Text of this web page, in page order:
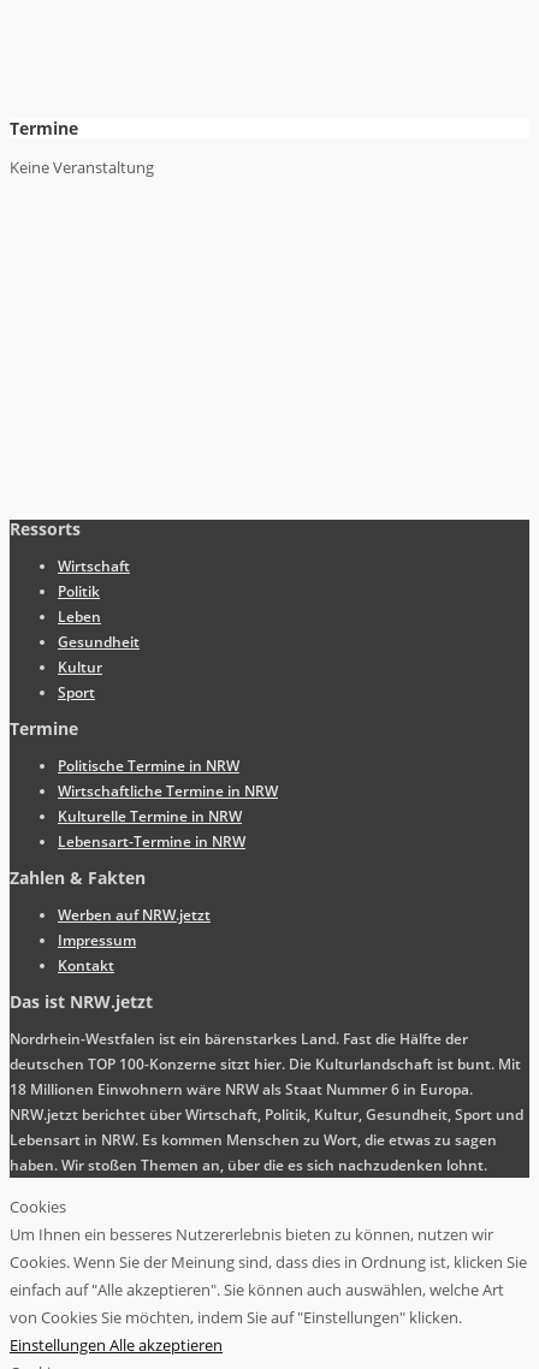
Termine
Keine Veranstaltung
Ressorts
Wirtschaft
Politik
Leben
Gesundheit
Kultur
Sport
Termine
Politische Termine in NRW
Wirtschaftliche Termine in NRW
Kulturelle Termine in NRW
Lebensart-Termine in NRW
Zahlen & Fakten
Werben auf NRW.jetzt
Impressum
Kontakt
Das ist NRW.jetzt
Nordrhein-Westfalen ist ein bärenstarkes Land. Fast die Hälfte der
deutschen TOP 100-Konzerne sitzt hier. Die Kulturlandschaft ist bunt. Mit
18 Millionen Einwohnern wäre NRW als Staat Nummer 6 in Europa.
NRW.jetzt berichtet über Wirtschaft, Politik, Kultur, Gesundheit, Sport und
Lebensart in NRW. Es kommen Menschen zu Wort, die etwas zu sagen
haben. Wir stoßen Themen an, über die es sich nachzudenken lohnt.
Cookies
Um Ihnen ein besseres Nutzererlebnis bieten zu können, nutzen wir
Cookies. Wenn Sie der Meinung sind, dass dies in Ordnung ist, klicken Sie
einfach auf "Alle akzeptieren". Sie können auch auswählen, welche Art
von Cookies Sie möchten, indem Sie auf "Einstellungen" klicken.
Einstellungen Alle akzeptieren